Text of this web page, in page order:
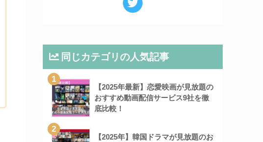
同じカテゴリの人気記事
1
【2025年最新】恋愛映画が見放題の
おすすめ動画配信サービス9社を徹
底比較！
2
【2025年】韓国ドラマが見放題のお